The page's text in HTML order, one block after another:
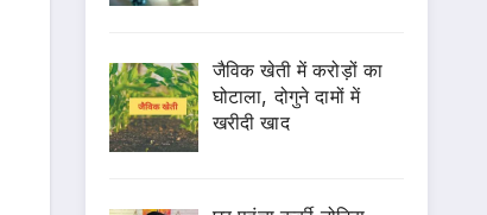
जैविक खेती में करोड़ों का
घोटाला, दोगुने दामों में
खरीदी खाद